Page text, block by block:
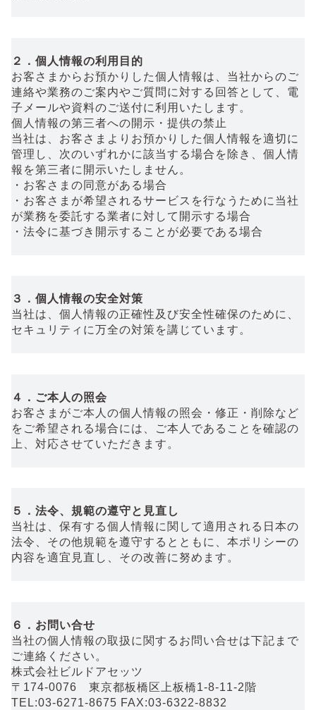
２．個人情報の利用目的
お客さまからお預かりした個人情報は、当社からのご
連絡や業務のご案内やご質問に対する回答として、電
子メールや資料のご送付に利用いたします。
個人情報の第三者への開示・提供の禁止
当社は、お客さまよりお預かりした個人情報を適切に
管理し、次のいずれかに該当する場合を除き、個人情
報を第三者に開示いたしません。
・お客さまの同意がある場合
・お客さまが希望されるサービスを行なうために当社
が業務を委託する業者に対して開示する場合
・法令に基づき開示することが必要である場合
３．個人情報の安全対策
当社は、個人情報の正確性及び安全性確保のために、
セキュリティに万全の対策を講じています。
４．ご本人の照会
お客さまがご本人の個人情報の照会・修正・削除など
をご希望される場合には、ご本人であることを確認の
上、対応させていただきます。
５．法令、規範の遵守と見直し
当社は、保有する個人情報に関して適用される日本の
法令、その他規範を遵守するとともに、本ポリシーの
内容を適宜見直し、その改善に努めます。
６．お問い合せ
当社の個人情報の取扱に関するお問い合せは下記まで
ご連絡ください。
株式会社ビルドアセッツ
〒174-0076 東京都板橋区上板橋1-8-11-2階
TEL:03-6271-8675 FAX:03-6322-8832